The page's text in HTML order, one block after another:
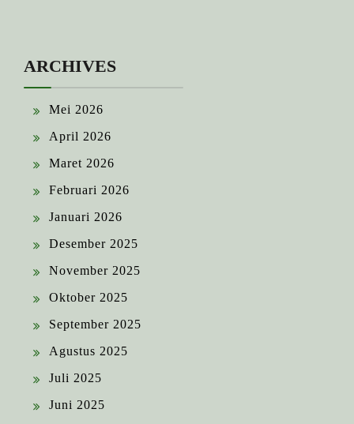
ARCHIVES
Mei 2026
April 2026
Maret 2026
Februari 2026
Januari 2026
Desember 2025
November 2025
Oktober 2025
September 2025
Agustus 2025
Juli 2025
Juni 2025